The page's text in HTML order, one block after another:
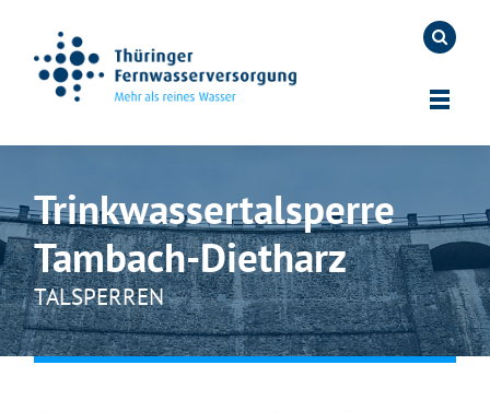
Trinkwassertalsperre
Tambach-Dietharz
TALSPERREN